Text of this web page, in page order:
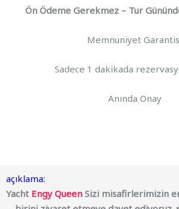
Ön Ödeme Gerekmez – Tur
Memnuniyet
Sadece 1 dakikada
Anında Onay
açıklama:
Yacht Engy Queen Sizi misafirlerimizin